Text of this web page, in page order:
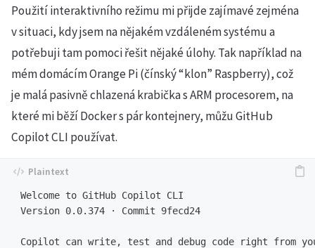
Použití interaktivního režimu mi přijde zajímavé zejména
v situaci, kdy jsem na nějakém vzdáleném systému a
potřebuji tam pomoci řešit nějaké úlohy. Tak například na
mém domácím Orange Pi (čínský “klon” Raspberry), což
je malá pasivně chlazená krabička s ARM procesorem, na
které mi běží Docker s pár kontejnery, můžu GitHub
Copilot CLI používat.
Welcome to GitHub Copilot CLI
Version 0.0.374 · Commit 9fecd24
Copilot can write, test and debug code right from